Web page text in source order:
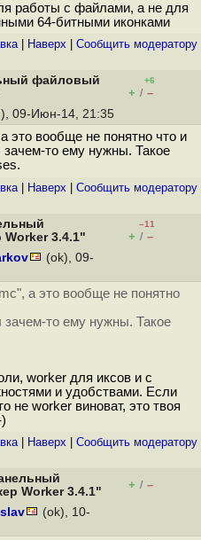
работы с файлами, а не для
64-битными иконками
| Наверх Cообщить модератору
файловый
+6
+ / –
09-Июн-14, 21:35
это вообще не понятно что и
то ему нужны. Такое
| Наверх Cообщить модератору
3.4.1"
–11
+ / –
(ok), 09-
а это вообще не понятно
зачем-то ему нужны. Такое
worker для иксов и с
и удобствами. Если
не worker виноват, это твоя
| Наверх Cообщить модератору
Worker 3.4.1"
+ / –
(ok), 10-